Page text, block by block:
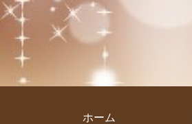
ホーム